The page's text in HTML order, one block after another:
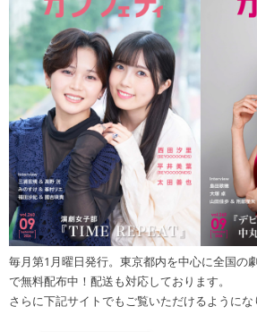
毎月第1月曜日発行。東京都内を中心に全国の
で無料配布中！配送も対応しております。
さらに下記サイトでもご覧いただけるようにな